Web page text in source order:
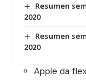
Resumen
2020
Resumen
2020
Apple da